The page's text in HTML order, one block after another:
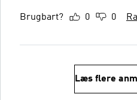
Brugbart? 0 0
Læs flere